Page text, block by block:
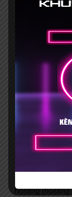
giá
cung cấp 3
hosting